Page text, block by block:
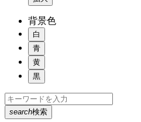
背景色
白
青
黄
黒
search検索